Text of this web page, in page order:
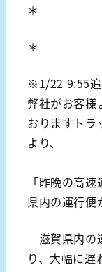
＊
＊
※1/22 9:55
弊社がお客様
おりますトラ
より、
「昨晩の高
県内の運行便
滋賀県内の
り、大幅に遅